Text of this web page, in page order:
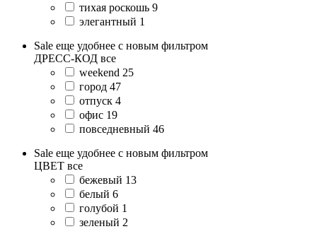
тихая роскошь 9
элегантный 1
Sale еще удобнее с новым фильтром
ДРЕСС-КОД все
weekend 25
город 47
отпуск 4
офис 19
повседневный 46
Sale еще удобнее с новым фильтром
ЦВЕТ все
бежевый 13
белый 6
голубой 1
зеленый 2